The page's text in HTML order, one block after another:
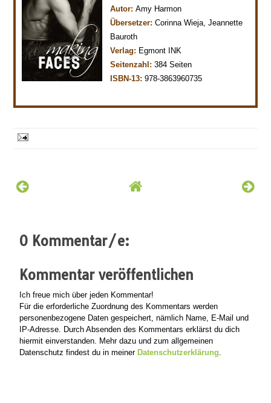
Autor: Amy Harmon
Übersetzer:Corinna Wieja, Jeannette
Bauroth
Verlag: Egmont INK
Seitenzahl: 384 Seiten
ISBN-13: 978-3863960735
0 Kommentar/e:
Kommentar veröffentlichen
Ich freue mich über jeden Kommentar!
Für die erforderliche Zuordnung des Kommentars werden
personenbezogene Daten gespeichert, nämlich Name, E-Mail und
IP-Adresse. Durch Absenden des Kommentars erklärst du dich
hiermit einverstanden. Mehr dazu und zum allgemeinen
Datenschutz findest du in meiner Datenschutzerklärung.